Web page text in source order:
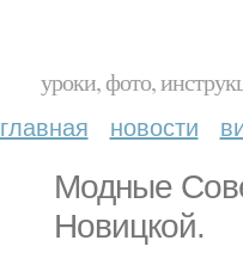
уроки, фото,
главная новости
Модные
Новицкой.